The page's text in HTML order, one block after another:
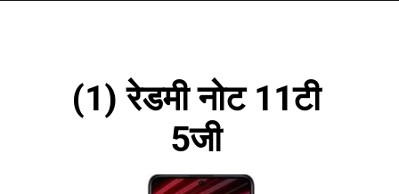
(1) रेडमी नोट 11टी
5जी